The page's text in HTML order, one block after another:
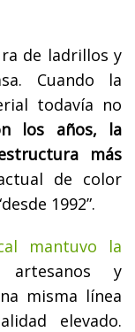
de ladrillos y
Cuando la
todavía no
los años, la
más
de color
1992”.
mantuvo la
artesanos y
misma línea
elevado.